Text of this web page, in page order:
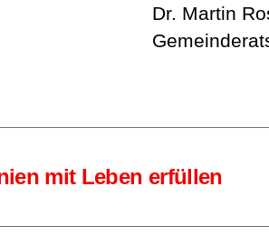
Dr. Martin
mit Leben erfüllen